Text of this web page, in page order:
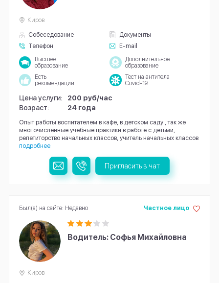
Собеседование
Документы
Телефон
E-mail
Киров
Высшее
образование
Дополнительное
образование
Есть
рекомендации
Тест на антитела
Covid-19
Цена услуги:
200 руб/час
Возраст:
24 года
Опыт работы воспитателем в кафе, в детском саду , так же
многочисленные учебные практики в работе с детьми,
репетиторство начальных классов, учитель начальных классов
подробнее
Пригласить в чат
Водитель: Софья Михайловна
Частное лицо
Киров
Был(а) на сайте: Недавно